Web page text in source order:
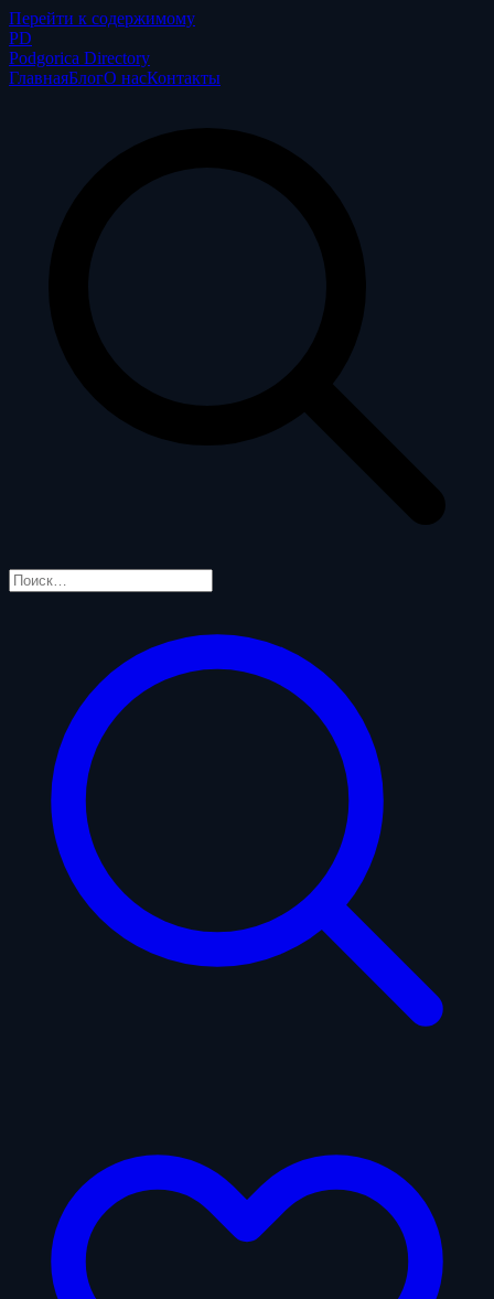
Перейти к содержимому
PD
Podgorica Directory
ГлавнаяБлогО насКонтакты